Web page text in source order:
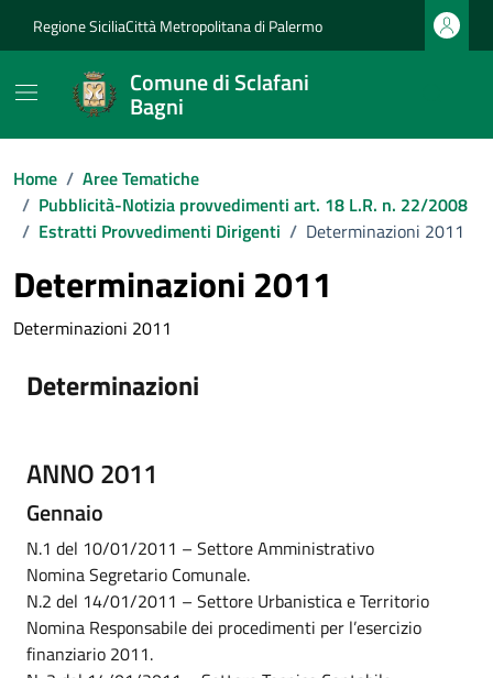
Regione SiciliaCittà Metropolitana di Palermo
Comune di Sclafani
Bagni
Home / Aree Tematiche
/ Pubblicità-Notizia provvedimenti art. 18 L.R. n. 22/2008
/ Estratti Provvedimenti Dirigenti / Determinazioni 2011
Determinazioni 2011
Determinazioni 2011
Determinazioni
ANNO 2011
Gennaio
N.1 del 10/01/2011 – Settore Amministrativo
Nomina Segretario Comunale.
N.2 del 14/01/2011 – Settore Urbanistica e Territorio
Nomina Responsabile dei procedimenti per l’esercizio
finanziario 2011.